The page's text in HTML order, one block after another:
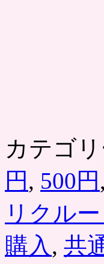
カテゴ
円 , 500円 ,
リクルー
購入 , 共